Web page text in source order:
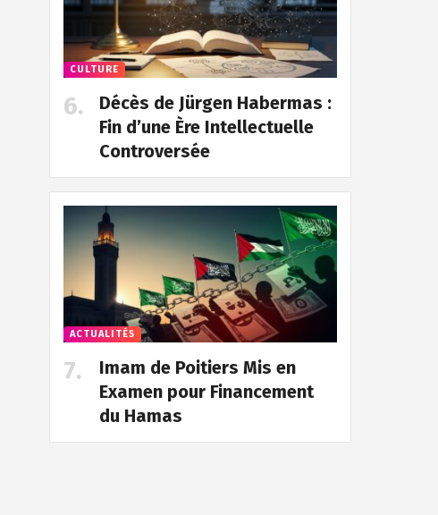
CULTURE
Décès de Jürgen Habermas :
Fin d’une Ère Intellectuelle
Controversée
ACTUALITÉS
Imam de Poitiers Mis en
Examen pour Financement
du Hamas